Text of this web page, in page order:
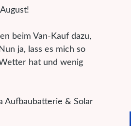
beim Van-Kauf dazu,
ja, lass es mich so
hat und wenig
Aufbaubatterie & Solar